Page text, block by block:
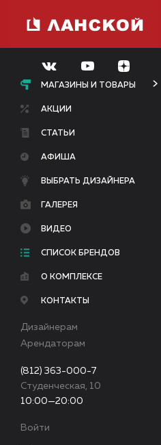
МАГАЗИНЫ И ТОВАРЫ
АКЦИИ
СТАТЬИ
АФИША
ВЫБРАТЬ ДИЗАЙНЕРА
ГАЛЕРЕЯ
ВИДЕО
СПИСОК БРЕНДОВ
О КОМПЛЕКСЕ
КОНТАКТЫ
Дизайнерам
Арендаторам
(812) 363-000-7
Студенческая, 10
10:00—20:00
Войти